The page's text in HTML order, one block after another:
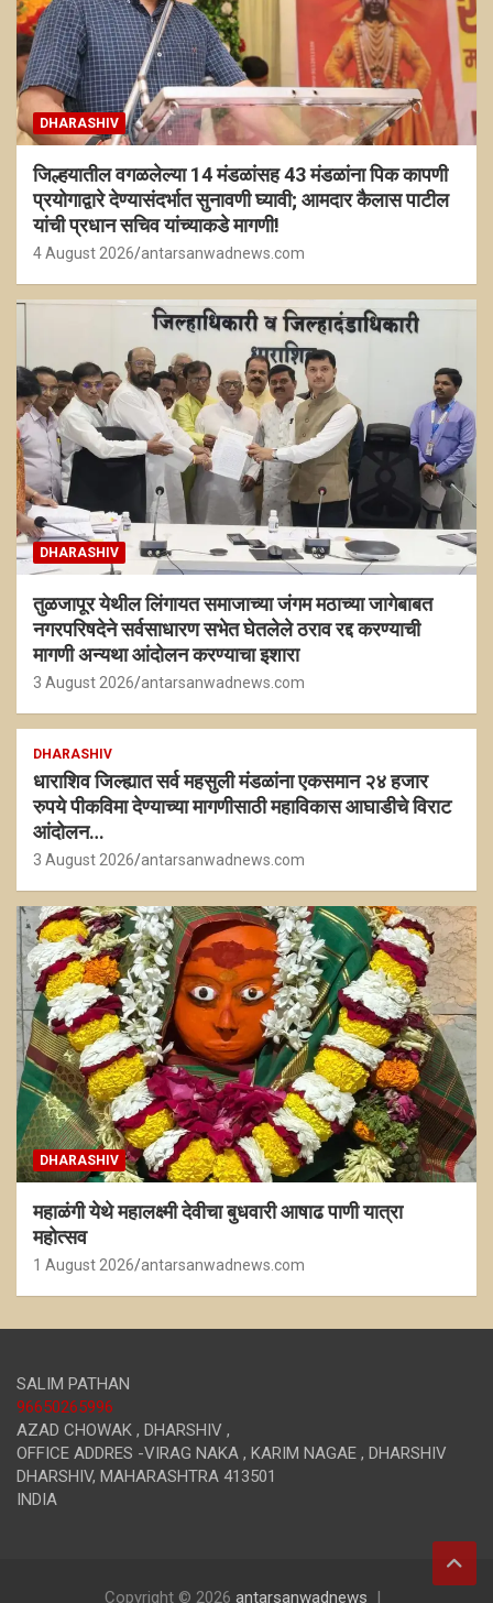
DHARASHIV
जिल्हयातील वगळलेल्या 14 मंडळांसह 43 मंडळांना पिक कापणी
प्रयोगाद्वारे देण्यासंदर्भात सुनावणी घ्यावी; आमदार कैलास पाटील
यांची प्रधान सचिव यांच्याकडे मागणी!
4 August 2026 antarsanwadnews.com
DHARASHIV
तुळजापूर येथील लिंगायत समाजाच्या जंगम मठाच्या जागेबाबत
नगरपरिषदेने सर्वसाधारण सभेत घेतलेले ठराव रद्द करण्याची
मागणी अन्यथा आंदोलन करण्याचा इशारा
3 August 2026 antarsanwadnews.com
DHARASHIV
धाराशिव जिल्ह्यात सर्व महसुली मंडळांना एकसमान २४ हजार
रुपये पीकविमा देण्याच्या मागणीसाठी महाविकास आघाडीचे विराट
आंदोलन…
3 August 2026 antarsanwadnews.com
DHARASHIV
महाळंगी येथे महालक्ष्मी देवीचा बुधवारी आषाढ पाणी यात्रा
महोत्सव
1 August 2026 antarsanwadnews.com
SALIM PATHAN
96650265996
AZAD CHOWAK , DHARSHIV ,
OFFICE ADDRES -VIRAG NAKA , KARIM NAGAE , DHARSHIV
DHARSHIV, MAHARASHTRA 413501
INDIA
Copyright © 2026 antarsanwadnews